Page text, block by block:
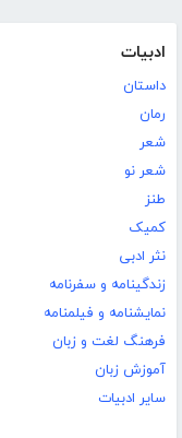
ادبیات
داستان
رمان
شعر
شعر نو
طنز
کمیک
نثر ادبی
زندگینامه و سفرنامه
نمایشنامه و فیلمنامه
فرهنگ لغت و زبان
آموزش زبان
سایر ادبیات